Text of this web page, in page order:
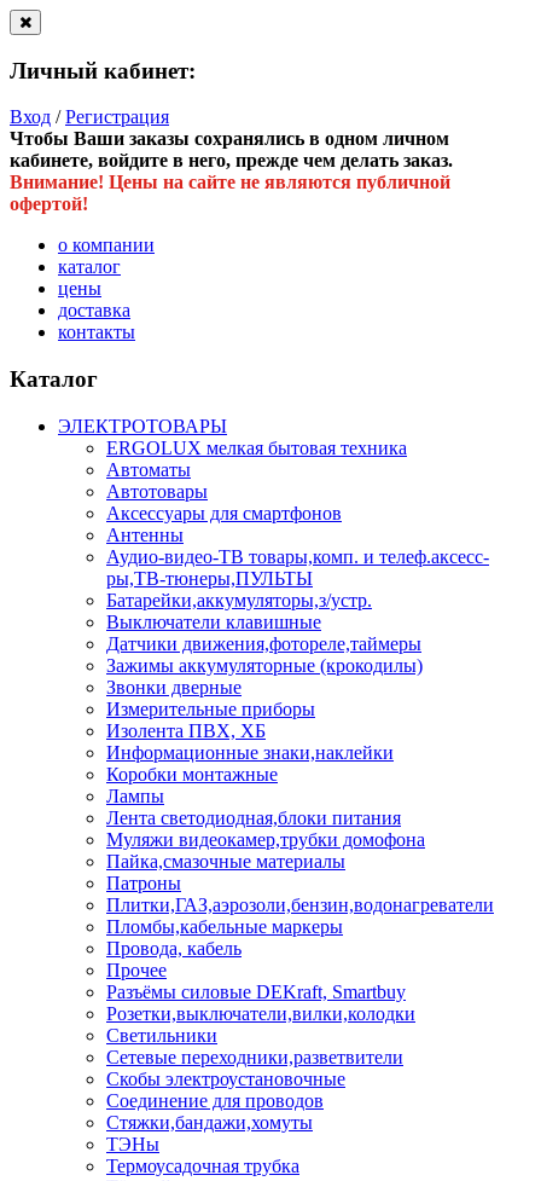
Личный кабинет:
Вход /Регистрация
Чтобы Ваши заказы сохранялись в одном личном
кабинете, войдите в него, прежде чем делать заказ.
Внимание! Цены на сайте не являются публичной
офертой!
о компании
каталог
цены
доставка
контакты
Каталог
ЭЛЕКТРОТОВАРЫ
ERGOLUX мелкая бытовая техника
Автоматы
Автотовары
Аксессуары для смартфонов
Антенны
Аудио-видео-ТВ товары,комп. и телеф.аксесс-
ры,ТВ-тюнеры,ПУЛЬТЫ
Батарейки,аккумуляторы,з/устр.
Выключатели клавишные
Датчики движения,фотореле,таймеры
Зажимы аккумуляторные (крокодилы)
Звонки дверные
Измерительные приборы
Изолента ПВХ, ХБ
Информационные знаки,наклейки
Коробки монтажные
Лампы
Лента светодиодная,блоки питания
Муляжи видеокамер,трубки домофона
Пайка,смазочные материалы
Патроны
Плитки,ГАЗ,аэрозоли,бензин,водонагреватели
Пломбы,кабельные маркеры
Провода, кабель
Прочее
Разъёмы силовые DEKraft, Smartbuy
Розетки,выключатели,вилки,колодки
Светильники
Сетевые переходники,разветвители
Скобы электроустановочные
Соединение для проводов
Стяжки,бандажи,хомуты
ТЭНы
Термоусадочная трубка